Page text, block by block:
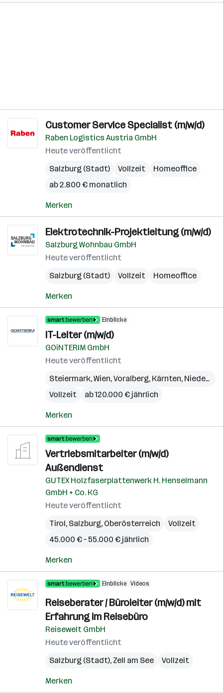
Customer Service Specialist (m/w/d)
Raben Logistics Austria GmbH
Heute veröffentlicht
Salzburg (Stadt)
Vollzeit
Homeoffice
ab 2.800 € monatlich
Merken
Elektrotechnik-Projektleitung (m/w/d)
Salzburg Wohnbau GmbH
Heute veröffentlicht
Salzburg (Stadt)
Vollzeit Homeoffice
Merken
Einblicke
IT-Leiter (m/w/d)
GOiNTERIM GmbH
Heute veröffentlicht
Steiermark,Wien,Voralberg, Kärnten, Niederösterreich
Vollzeit
ab 120.000 € jährlich
Merken
Vertriebsmitarbeiter (m/w/d)
Außendienst
GUTEX Holzfaserplattenwerk H. Henselmann
GmbH + Co. KG
Heute veröffentlicht
Tirol, Salzburg, Oberösterreich
Vollzeit
45.000 € – 55.000 € jährlich
Merken
Einblicke Videos
Reiseberater / Büroleiter (m/w/d) mit
Erfahrung im Reisebüro
Reisewelt GmbH
Heute veröffentlicht
Salzburg (Stadt), Zell am See Vollzeit
Merken